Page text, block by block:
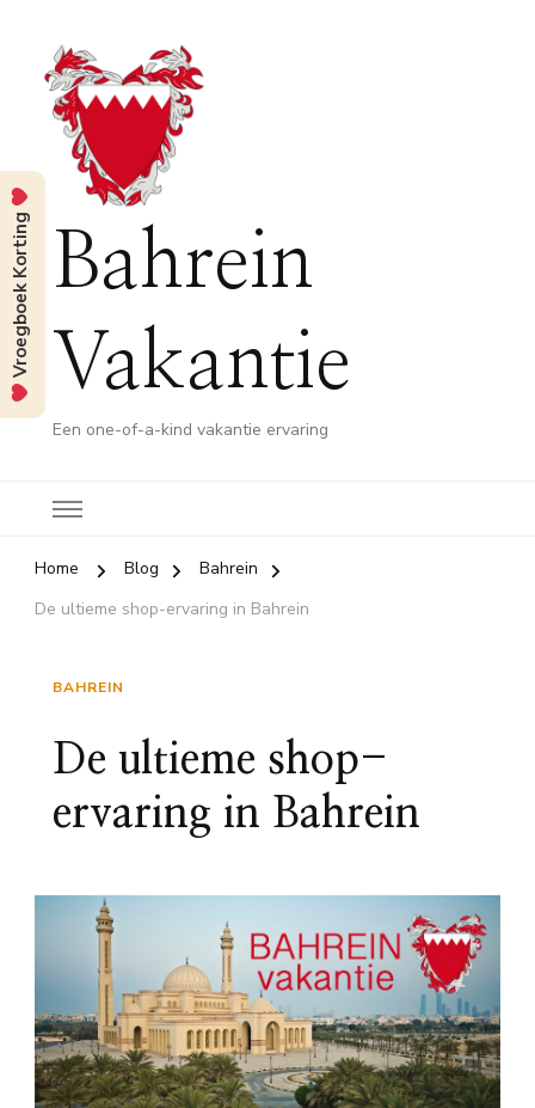
Bahrein
Vakantie
Een one-of-a-kind vakantie ervaring
Home Blog
Bahrein
De ultieme shop-ervaring in Bahrein
BAHREIN
De ultieme shop-
ervaring in Bahrein
Vroegboek Korting